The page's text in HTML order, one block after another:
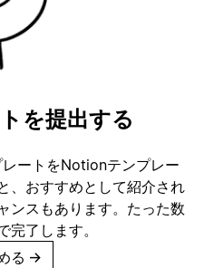
を提出する
ートをNotionテンプレー
、おすすめとして紹介され
ンスもあります。たった数
完了します。
る →